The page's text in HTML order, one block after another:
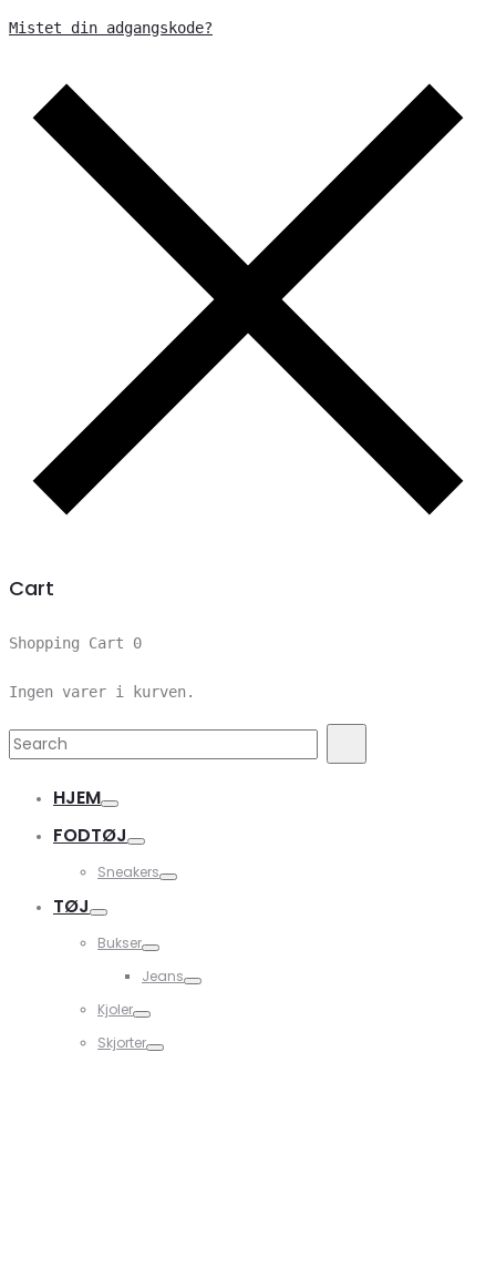
Mistet din adgangskode?
Cart
Shopping Cart 0
Ingen varer i kurven.
Search
HJEM
FODTØJ
Sneakers
TØJ
Bukser
Jeans
Kjoler
Skjorter